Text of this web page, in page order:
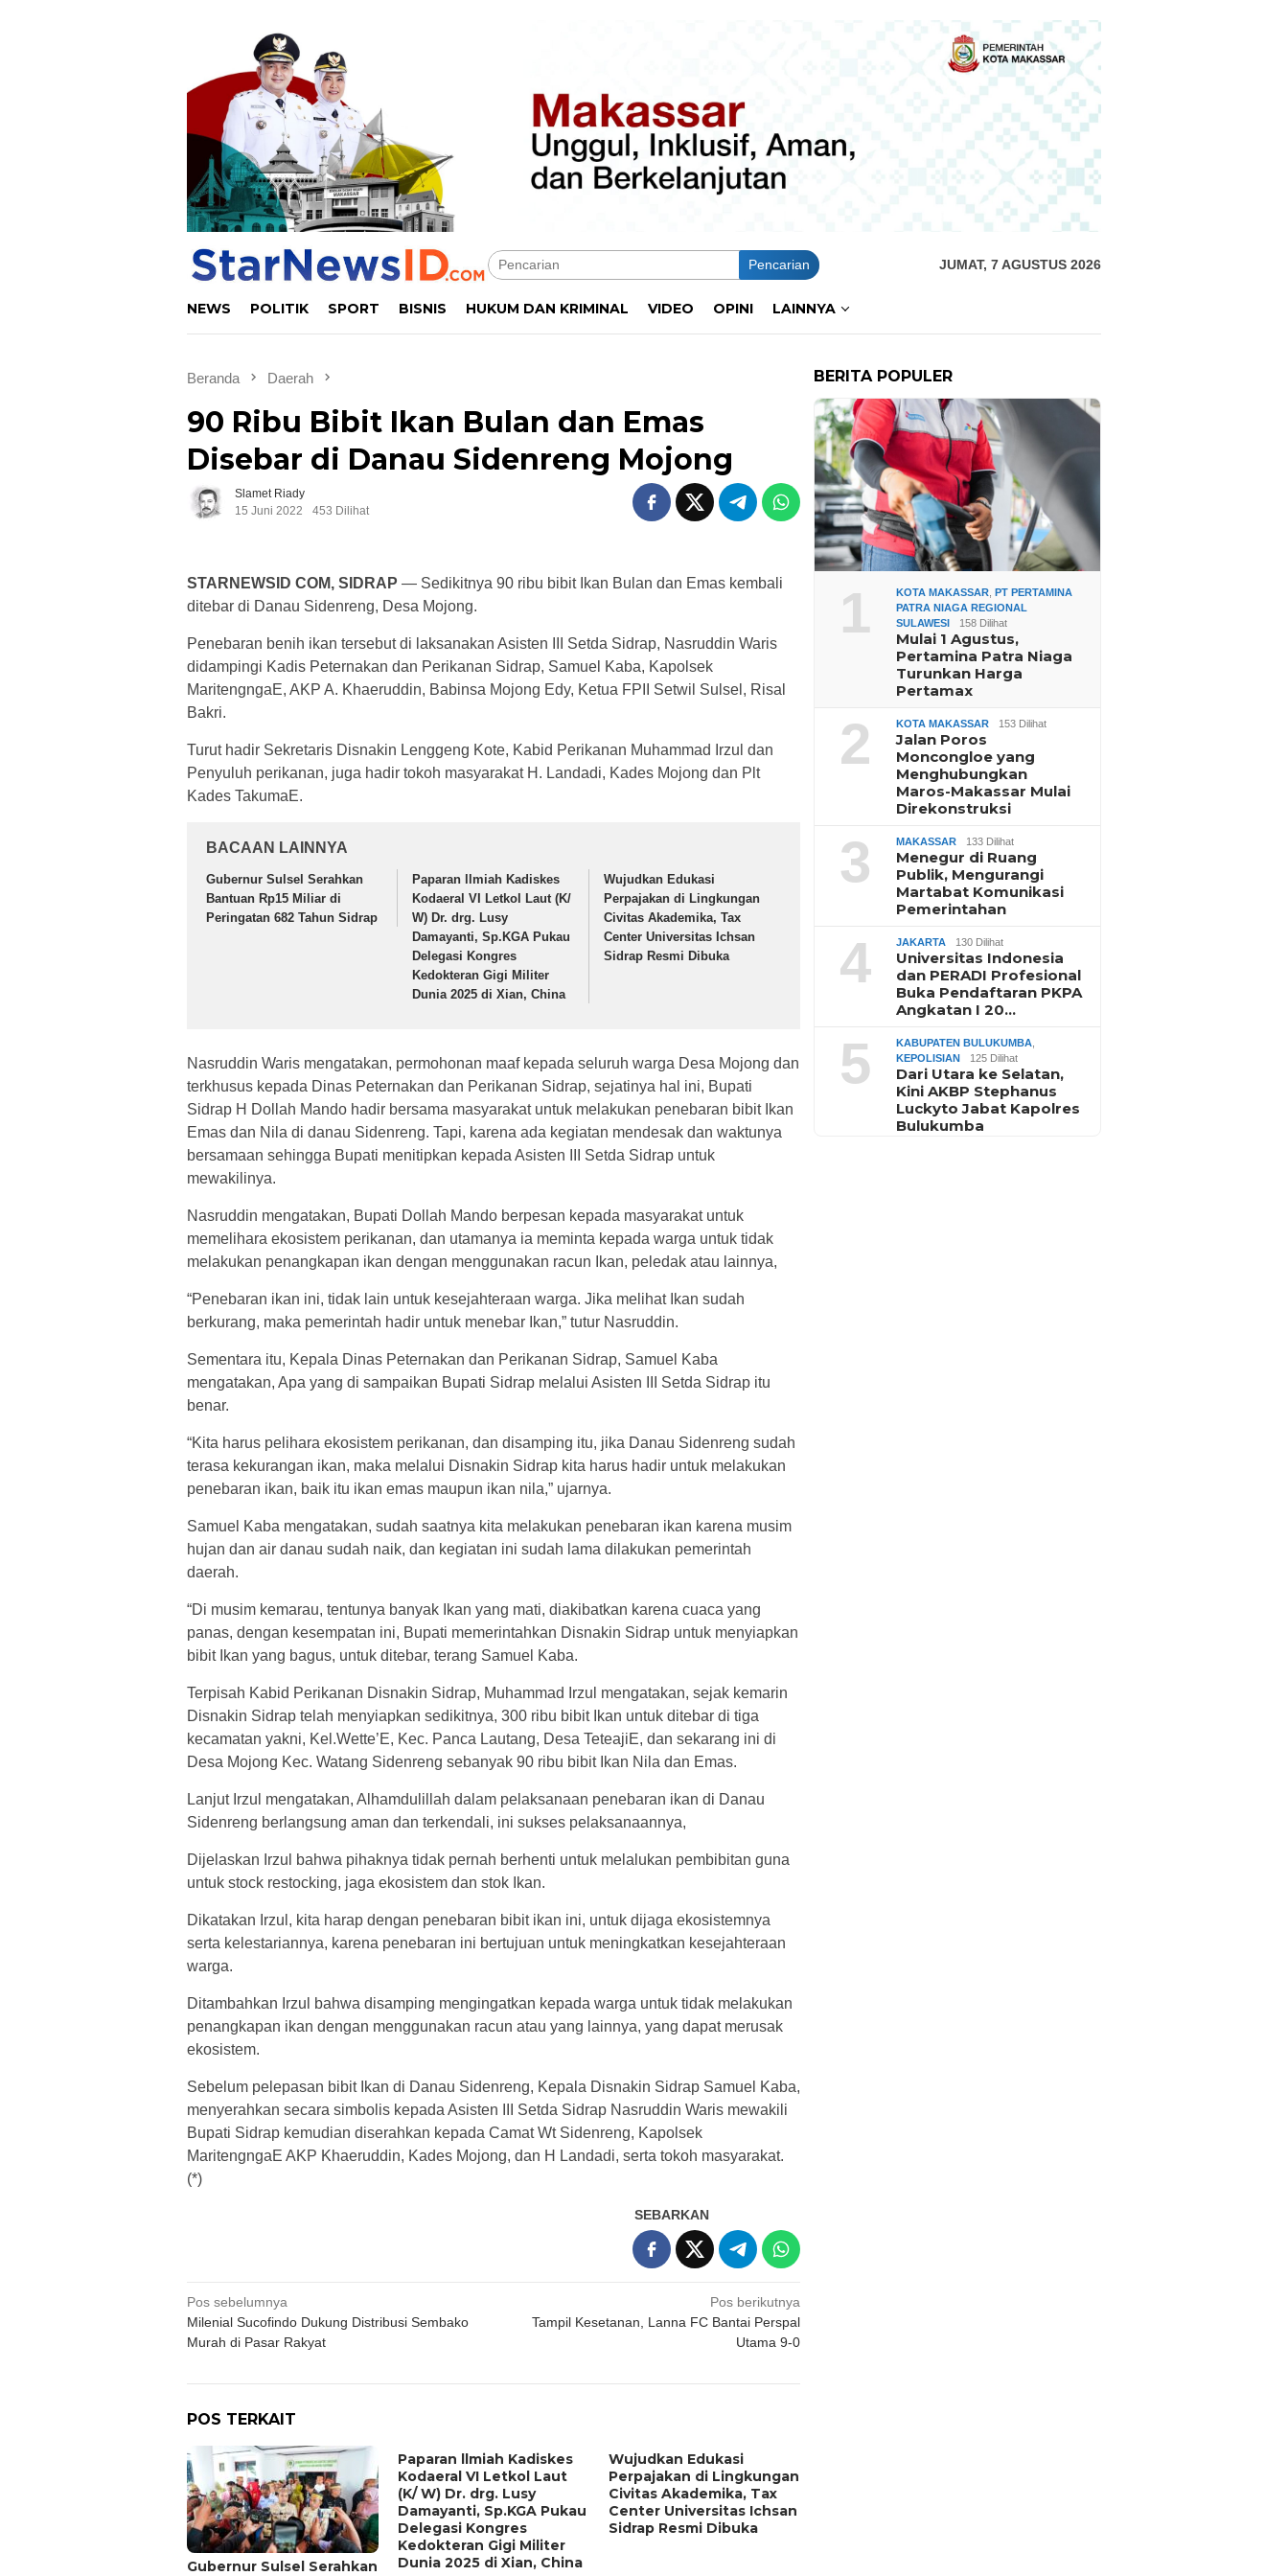
Pencarian JUMAT, 7 AGUSTUS 2026
NEWS POLITIK SPORT BISNIS HUKUM DAN KRIMINAL VIDEO OPINI LAINNYA
Beranda Daerah
90 Ribu Bibit Ikan Bulan dan Emas
Disebar di Danau Sidenreng Mojong
Slamet Riady
15 Juni 2022
453 Dilihat
STARNEWSID COM, SIDRAP — Sedikitnya 90 ribu bibit Ikan Bulan dan Emas kembali
ditebar di Danau Sidenreng, Desa Mojong.
Penebaran benih ikan tersebut di laksanakan Asisten III Setda Sidrap, Nasruddin Waris
didampingi Kadis Peternakan dan Perikanan Sidrap, Samuel Kaba, Kapolsek
MaritengngaE, AKP A. Khaeruddin, Babinsa Mojong Edy, Ketua FPII Setwil Sulsel, Risal
Bakri.
Turut hadir Sekretaris Disnakin Lenggeng Kote, Kabid Perikanan Muhammad Irzul dan
Penyuluh perikanan, juga hadir tokoh masyarakat H. Landadi, Kades Mojong dan Plt
Kades TakumaE.
BACAAN LAINNYA
Gubernur Sulsel Serahkan
Bantuan Rp15 Miliar di
Peringatan 682 Tahun Sidrap
Paparan llmiah Kadiskes
Kodaeral VI Letkol Laut (K/
W) Dr. drg. Lusy
Damayanti, Sp.KGA Pukau
Delegasi Kongres
Kedokteran Gigi Militer
Dunia 2025 di Xian, China
Wujudkan Edukasi
Perpajakan di Lingkungan
Civitas Akademika, Tax
Center Universitas Ichsan
Sidrap Resmi Dibuka
Nasruddin Waris mengatakan, permohonan maaf kepada seluruh warga Desa Mojong dan
terkhusus kepada Dinas Peternakan dan Perikanan Sidrap, sejatinya hal ini, Bupati
Sidrap H Dollah Mando hadir bersama masyarakat untuk melakukan penebaran bibit Ikan
Emas dan Nila di danau Sidenreng. Tapi, karena ada kegiatan mendesak dan waktunya
bersamaan sehingga Bupati menitipkan kepada Asisten III Setda Sidrap untuk
mewakilinya.
Nasruddin mengatakan, Bupati Dollah Mando berpesan kepada masyarakat untuk
memelihara ekosistem perikanan, dan utamanya ia meminta kepada warga untuk tidak
melakukan penangkapan ikan dengan menggunakan racun Ikan, peledak atau lainnya,
“Penebaran ikan ini, tidak lain untuk kesejahteraan warga. Jika melihat Ikan sudah
berkurang, maka pemerintah hadir untuk menebar Ikan,” tutur Nasruddin.
Sementara itu, Kepala Dinas Peternakan dan Perikanan Sidrap, Samuel Kaba
mengatakan, Apa yang di sampaikan Bupati Sidrap melalui Asisten III Setda Sidrap itu
benar.
“Kita harus pelihara ekosistem perikanan, dan disamping itu, jika Danau Sidenreng sudah
terasa kekurangan ikan, maka melalui Disnakin Sidrap kita harus hadir untuk melakukan
penebaran ikan, baik itu ikan emas maupun ikan nila,” ujarnya.
Samuel Kaba mengatakan, sudah saatnya kita melakukan penebaran ikan karena musim
hujan dan air danau sudah naik, dan kegiatan ini sudah lama dilakukan pemerintah
daerah.
“Di musim kemarau, tentunya banyak Ikan yang mati, diakibatkan karena cuaca yang
panas, dengan kesempatan ini, Bupati memerintahkan Disnakin Sidrap untuk menyiapkan
bibit Ikan yang bagus, untuk ditebar, terang Samuel Kaba.
Terpisah Kabid Perikanan Disnakin Sidrap, Muhammad Irzul mengatakan, sejak kemarin
Disnakin Sidrap telah menyiapkan sedikitnya, 300 ribu bibit Ikan untuk ditebar di tiga
kecamatan yakni, Kel.Wette’E, Kec. Panca Lautang, Desa TeteajiE, dan sekarang ini di
Desa Mojong Kec. Watang Sidenreng sebanyak 90 ribu bibit Ikan Nila dan Emas.
Lanjut Irzul mengatakan, Alhamdulillah dalam pelaksanaan penebaran ikan di Danau
Sidenreng berlangsung aman dan terkendali, ini sukses pelaksanaannya,
Dijelaskan Irzul bahwa pihaknya tidak pernah berhenti untuk melalukan pembibitan guna
untuk stock restocking, jaga ekosistem dan stok Ikan.
Dikatakan Irzul, kita harap dengan penebaran bibit ikan ini, untuk dijaga ekosistemnya
serta kelestariannya, karena penebaran ini bertujuan untuk meningkatkan kesejahteraan
warga.
Ditambahkan Irzul bahwa disamping mengingatkan kepada warga untuk tidak melakukan
penangkapan ikan dengan menggunakan racun atau yang lainnya, yang dapat merusak
ekosistem.
Sebelum pelepasan bibit Ikan di Danau Sidenreng, Kepala Disnakin Sidrap Samuel Kaba,
menyerahkan secara simbolis kepada Asisten III Setda Sidrap Nasruddin Waris mewakili
Bupati Sidrap kemudian diserahkan kepada Camat Wt Sidenreng, Kapolsek
MaritengngaE AKP Khaeruddin, Kades Mojong, dan H Landadi, serta tokoh masyarakat.
(*)
SEBARKAN
Navigasi
pos
Pos sebelumnya
Milenial Sucofindo Dukung Distribusi Sembako
Murah di Pasar Rakyat
Pos berikutnya
Tampil Kesetanan, Lanna FC Bantai Perspal
Utama 9-0
POS TERKAIT
Gubernur Sulsel Serahkan
Paparan llmiah Kadiskes
Kodaeral VI Letkol Laut
(K/ W) Dr. drg. Lusy
Damayanti, Sp.KGA Pukau
Delegasi Kongres
Kedokteran Gigi Militer
Dunia 2025 di Xian, China
Wujudkan Edukasi
Perpajakan di Lingkungan
Civitas Akademika, Tax
Center Universitas Ichsan
Sidrap Resmi Dibuka
BERITA POPULER
1 KOTA MAKASSAR ,PT PERTAMINA
PATRA NIAGA REGIONAL
SULAWESI
158 Dilihat
Mulai 1 Agustus,
Pertamina Patra Niaga
Turunkan Harga
Pertamax
2 KOTA MAKASSAR 153 Dilihat
Jalan Poros
Moncongloe yang
Menghubungkan
Maros-Makassar Mulai
Direkonstruksi
3 MAKASSAR 133 Dilihat
Menegur di Ruang
Publik, Mengurangi
Martabat Komunikasi
Pemerintahan
4 JAKARTA 130 Dilihat
Universitas Indonesia
dan PERADI Profesional
Buka Pendaftaran PKPA
Angkatan I 20…
5 KABUPATEN BULUKUMBA
KEPOLISIAN
125 Dilihat
Dari Utara ke Selatan,
Kini AKBP Stephanus
Luckyto Jabat Kapolres
Bulukumba